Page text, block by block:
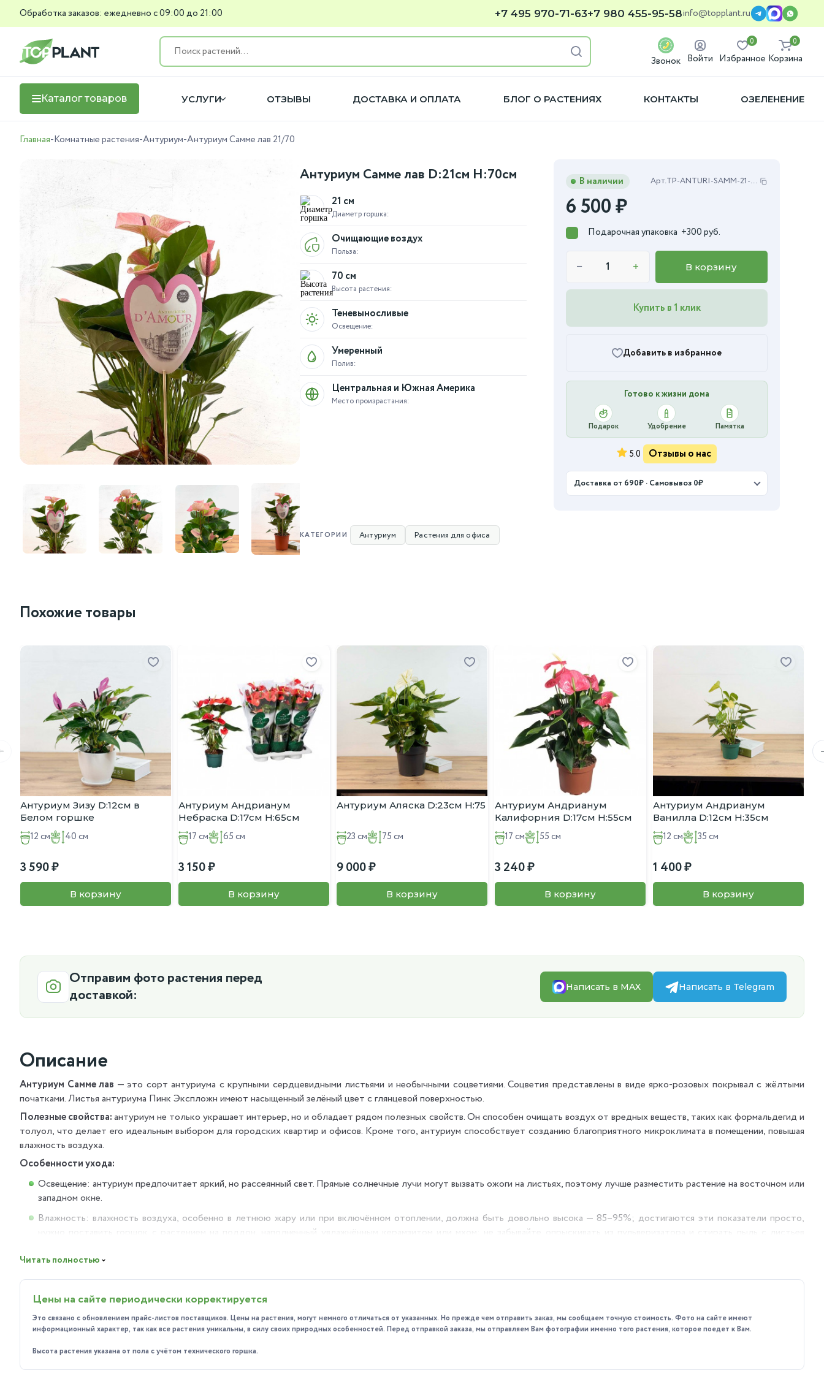
Обработка заказов: ежедневно с 09:00 до 21:00 +7 495 970-71-63+7 980 455-95-58info@topplant.ru
Звонок Войти
0
Избранное
0
Корзина
Каталог товаров УСЛУГИ ОТЗЫВЫ ДОСТАВКА И ОПЛАТА БЛОГ О РАСТЕНИЯХ КОНТАКТЫ ОЗЕЛЕНЕНИЕ
Главная-Комнатные растения-Антуриум-Антуриум Самме лав 21/70
Антуриум Самме лав D:21см H:70см
Диаметр горшка:
21 см
Польза:
Очищающие воздух
Высота растения:
70 см
Освещение:
Теневыносливые
Полив:
Умеренный
Место произрастания:
Центральная и Южная Америка
В наличии Арт.TP-ANTURI-SAMM-21-85
6 500₽
Подарочная упаковка +300 руб.
− + В корзину
Купить в 1 клик
Добавить в избранное
Готово к жизни дома
Подарок Удобрение Памятка
5.0 Отзывы о нас
Доставка от 690₽ · Самовывоз 0₽
КАТЕГОРИИ Антуриум Растения для офиса
Похожие товары
Антуриум Зизу D:12см в
Белом горшке
12 см 40 см
3 590
В корзину
Антуриум Андрианум
Небраска D:17см H:65см
17 см 65 см
3 150
В корзину
Антуриум Аляска D:23см H:75
23 см 75 см
9 000
В корзину
Антуриум Андрианум
Калифорния D:17см H:55см
17 см 55 см
3 240
В корзину
Антуриум Андрианум
Ванилла D:12см H:35см
12 см 35 см
1 400
В корзину
Отправим фото растения перед
доставкой:
Написать в MAX Написать в Telegram
Описание
Антуриум Самме лав — это сорт антуриума с крупными сердцевидными листьями и необычными соцветиями. Соцветия представлены в виде ярко-розовых покрывал с жёлтыми
початками. Листья антуриума Пинк Экспложн имеют насыщенный зелёный цвет с глянцевой поверхностью.
Полезные свойства:антуриум не только украшает интерьер, но и обладает рядом полезных свойств. Он способен очищать воздух от вредных веществ, таких как формальдегид и
толуол, что делает его идеальным выбором для городских квартир и офисов. Кроме того, антуриум способствует созданию благоприятного микроклимата в помещении, повышая
влажность воздуха.
Особенности ухода:
Освещение: антуриум предпочитает яркий, но рассеянный свет. Прямые солнечные лучи могут вызвать ожоги на листьях, поэтому лучше разместить растение на восточном или
западном окне.
Влажность: влажность воздуха, особенно в летнюю жару или при включённом отоплении, должна быть довольно высока — 85–95%; достигаются эти показатели просто,
нужно поставить горшок с растением на поддон, наполненный увлажнённым керамзитом или мхом; не забывайте опрыскивать из пульверизатора и стирать пыль с листьев
Температурный режим: роптимальная температура составляет 20–25 °C. Растение не любит резких перепадов температур и сквозняков.
Полив: нуждается в умеренном поливе. Важно следить за тем, чтобы почва не пересыхала, но и не была слишком влажной. Лучше всего поливать растение, когда верхний слой
почвы просохнет на 2–3 см.
Пересадка: молодые растения пересаживают ежегодно, взрослые — раз в 2–3 года. Пересадку лучше всего проводить весной, когда начинается активный рост.
взрослого антуриума.
Читать полностью
Цены на сайте периодически корректируется
Это связано с обновлением прайс-листов поставщиков. Цены на растения, могут немного отличаться от указанных. Но прежде чем отправить заказ, мы сообщаем точную стоимость. Фото на сайте имеют
информационный характер, так как все растения уникальны, в силу своих природных особенностей. Перед отправкой заказа, мы отправляем Вам фотографии именно того растения, которое поедет к Вам.
Высота растения указана от пола с учётом технического горшка.